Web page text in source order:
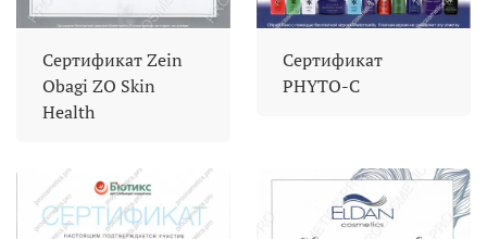
Сертификат Zein
Obagi ZO Skin
Health
Сертификат
PHYTO-C